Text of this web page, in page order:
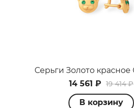
14 561 ₽ 19 414 ₽
В корзину